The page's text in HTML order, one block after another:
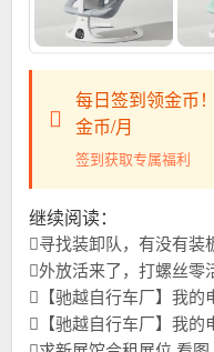
每日签到领金币
金币/月
签到获取专属福利
继续阅读：
寻找装卸队，有没有装
外放活来了，打螺丝零活外放
【驰越自行车厂】我的电话是：15833625126我公司主要生产儿童自行车，山地车，学生车我们始终以优质稳定
【驰越自行车厂】我的电话是15833625126我公司主要生产儿童自行车，学生车，山地车我们始终以优质稳定